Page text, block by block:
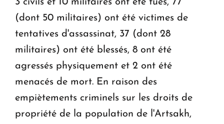
(dont 50 militaires) ont été victimes de
tentatives d'assassinat, 37 (dont 28
militaires) ont été blessés, 8 ont été
agressés physiquement et 2 ont été
menacés de mort. En raison des
empiètements criminels sur les droits de
propriété de la population de l'Artsakh,